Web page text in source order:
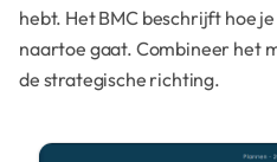
hebt. Het BMC beschrijft hoe
naartoe gaat. Combineer het
de strategische richting.